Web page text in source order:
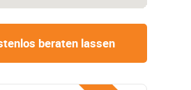
beraten lassen